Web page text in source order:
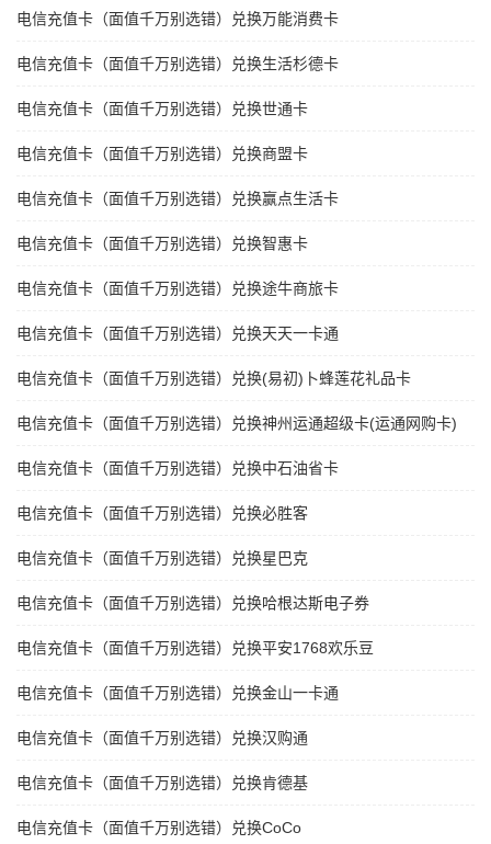
电信充值卡（面值千万别选错）兑换万能消费卡
电信充值卡（面值千万别选错）兑换生活杉德卡
电信充值卡（面值千万别选错）兑换世通卡
电信充值卡（面值千万别选错）兑换商盟卡
电信充值卡（面值千万别选错）兑换赢点生活卡
电信充值卡（面值千万别选错）兑换智惠卡
电信充值卡（面值千万别选错）兑换途牛商旅卡
电信充值卡（面值千万别选错）兑换天天一卡通
电信充值卡（面值千万别选错）兑换(易初)卜蜂莲花礼品卡
电信充值卡（面值千万别选错）兑换神州运通超级卡(运通网购卡)
电信充值卡（面值千万别选错）兑换中石油省卡
电信充值卡（面值千万别选错）兑换必胜客
电信充值卡（面值千万别选错）兑换星巴克
电信充值卡（面值千万别选错）兑换哈根达斯电子券
电信充值卡（面值千万别选错）兑换平安1768欢乐豆
电信充值卡（面值千万别选错）兑换金山一卡通
电信充值卡（面值千万别选错）兑换汉购通
电信充值卡（面值千万别选错）兑换肯德基
电信充值卡（面值千万别选错）兑换CoCo